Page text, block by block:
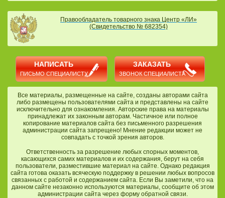
Правообладатель товарного знака Центр «ЛИ»
(Свидетельство № 682354)
НАПИСАТЬ
ПИСЬМО СПЕЦИАЛИСТУ
ЗАКАЗАТЬ
ЗВОНОК СПЕЦИАЛИСТА
Все материалы, размещенные на сайте, созданы авторами сайта
либо размещены пользователями сайта и представлены на сайте
исключительно для ознакомления. Авторские права на материалы
принадлежат их законным авторам. Частичное или полное
копирование материалов сайта без письменного разрешения
администрации сайта запрещено! Мнение редакции может не
совпадать с точкой зрения авторов.
Ответственность за разрешение любых спорных моментов,
касающихся самих материалов и их содержания, берут на себя
пользователи, разместившие материал на сайте. Однако редакция
сайта готова оказать всяческую поддержку в решении любых вопросов
связанных с работой и содержанием сайта. Если Вы заметили, что на
данном сайте незаконно используются материалы, сообщите об этом
администрации сайта через форму обратной связи.